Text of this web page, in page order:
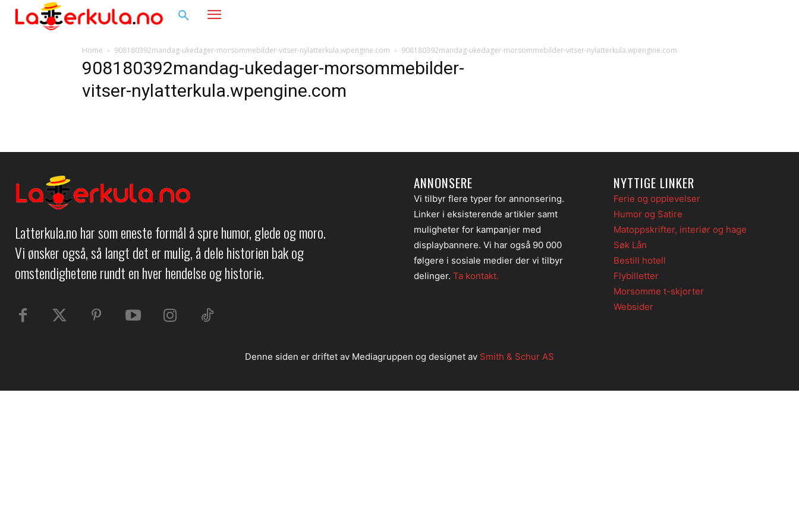
Home 908180392mandag-ukedager-morsommebilder-vitser-nylatterkula.wpengine.com 908180392mandag-ukedager-morsommebilder-vitser-nylatterkula.wpengine.com
908180392mandag-ukedager-morsommebilder-
vitser-nylatterkula.wpengine.com
Latterkula.no har som eneste formål å spre humor, glede og moro.
Vi ønsker også, så langt det er mulig, å dele historien bak og
omstendighetene rundt en hver hendelse og historie.
ANNONSERE
Vi tilbyr flere typer for annonsering.
Linker i eksisterende artikler samt
muligheter for kampanjer med
displaybannere. Vi har også 90 000
følgere i sosiale medier der vi tilbyr
delinger. Ta kontakt.
NYTTIGE LINKER
Ferie og opplevelser
Humor og Satire
Matoppskrifter, interiør og hage
Søk Lån
Bestill hotell
Flybilletter
Morsomme t-skjorter
Websider
Denne siden er driftet av Mediagruppen og designet av Smith & Schur AS